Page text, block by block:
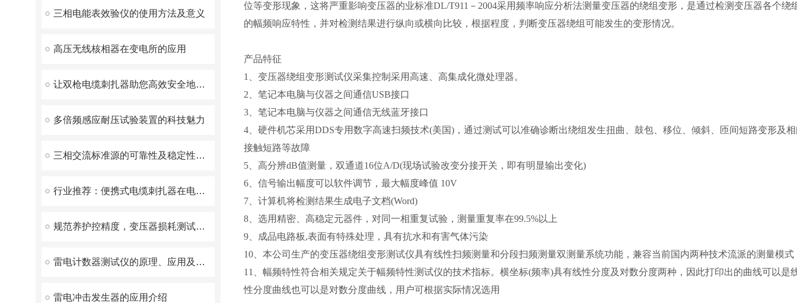
三相电能表效验仪的使用方法及意义
高压无线核相器在变电所的应用
让双枪电缆刺扎器助您高效安全地施工
多倍频感应耐压试验装置的科技魅力
三相交流标准源的可靠性及稳定性研究
行业推荐：便携式电缆刺扎器在电缆工程中的应用
规范养护控精度，变压器损耗测试仪保养指南
雷电计数器测试仪的原理、应用及注意事项
雷电冲击发生器的应用介绍
位等变形现象，这将严重影响变压器的业标准DL/T911－2004采用频率响应分析法测量变压器的绕组变形，是通过检测变压器各个绕
的幅频响应特性，并对检测结果进行纵向或横向比较，根据程度，判断变压器绕组可能发生的变形情况。
产品特征
1、变压器绕组变形测试仪采集控制采用高速、高集成化微处理器。
2、笔记本电脑与仪器之间通信USB接口
3、笔记本电脑与仪器之间通信无线蓝牙接口
4、硬件机芯采用DDS专用数字高速扫频技术(美国)，通过测试可以准确诊断出绕组发生扭曲、鼓包、移位、倾斜、匝间短路变形及
接触短路等故障
5、高分辨dB值测量，双通道16位A/D(现场试验改变分接开关，即有明显输出变化)
6、信号输出幅度可以软件调节，最大幅度峰值 10V
7、计算机将检测结果生成电子文档(Word)
8、选用精密、高稳定元器件，对同一相重复试验，测量重复率在99.5%以上
9、成品电路板,表面有特殊处理，具有抗水和有害气体污染
10、本公司生产的变压器绕组变形测试仪具有线性扫频测量和分段扫频测量双测量系统功能，兼容当前国内两种技术流派的测量模式
11、幅频特性符合相关规定关于幅频特性测试仪的技术指标。横坐标(频率)具有线性分度及对数分度两种，因此打印出的曲线可以是
性分度曲线也可以是对数分度曲线，用户可根据实际情况选用